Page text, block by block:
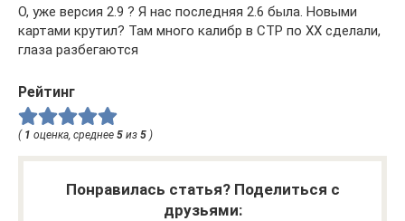
О, уже версия 2.9 ? Я нас последняя 2.6 была. Новыми
картами крутил? Там много калибр в СТР по ХХ сделали,
глаза разбегаются
Рейтинг
( 1 оценка, среднее 5 из 5 )
Понравилась статья? Поделиться с
друзьями: